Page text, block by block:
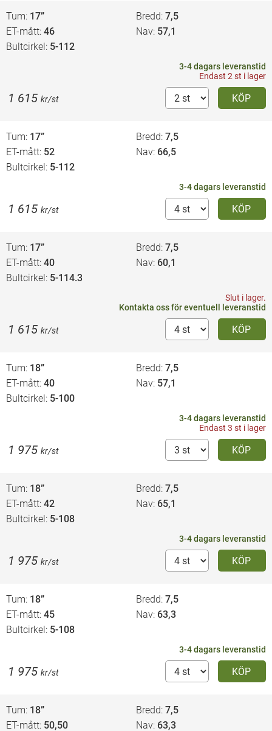
Tum 17” Bredd 7,5
ET-mått 46 Nav 57,1
Bultcirkel 5-112
3-4 dagars leveranstid
Endast 2 st i lager
KÖP
1 615 kr/st
Tum 17” Bredd 7,5
ET-mått 52 Nav 66,5
Bultcirkel 5-112
3-4 dagars leveranstid
KÖP
1 615 kr/st
Tum 17” Bredd 7,5
ET-mått 40 Nav 60,1
Bultcirkel 5-114.3
Slut i lager.
Kontakta ossför eventuell leveranstid
KÖP
1 615 kr/st
Tum 18” Bredd 7,5
ET-mått 40 Nav 57,1
Bultcirkel 5-100
3-4 dagars leveranstid
Endast 3 st i lager
KÖP
1 975 kr/st
Tum 18” Bredd 7,5
ET-mått 42 Nav 65,1
Bultcirkel 5-108
3-4 dagars leveranstid
KÖP
1 975 kr/st
Tum 18” Bredd 7,5
ET-mått 45 Nav 63,3
Bultcirkel 5-108
3-4 dagars leveranstid
KÖP
1 975 kr/st
Tum 18” Bredd 7,5
ET-mått 50,50 Nav 63,3